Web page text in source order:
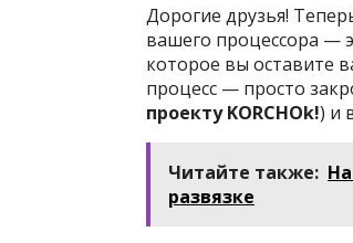
Дорогие друзья!
вашего процессора —
которое вы оставите
процесс — просто
проекту KORCHOk!) и
Читайте также:
развязке